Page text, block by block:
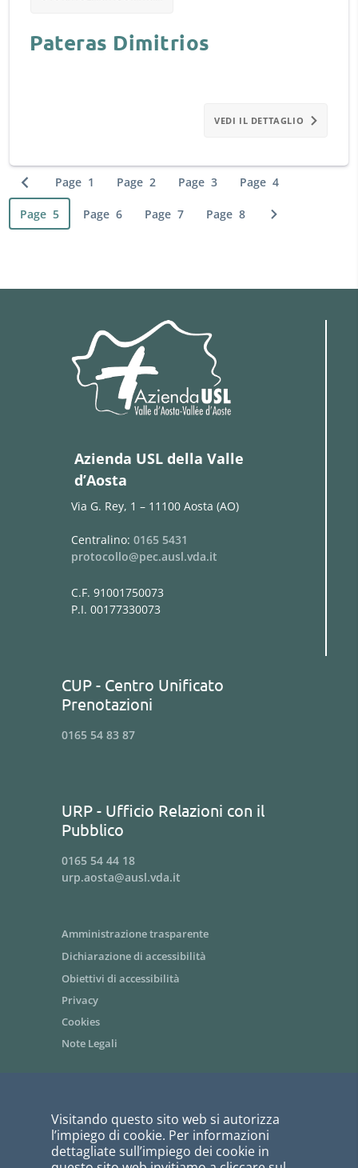
Pateras Dimitrios
VEDI IL DETTAGLIO
Previous page
Page 1 Page 2 Page 3 Page 4
Page 5 Page 6 Page 7 Page 8 Next page
Azienda USL della Valle
d’Aosta
Via G. Rey, 1 – 11100 Aosta (AO)
Centralino: 0165 5431
protocollo@pec.ausl.vda.it
C.F. 91001750073
P.I. 00177330073
CUP - Centro Unificato
Prenotazioni
0165 54 83 87
URP - Ufficio Relazioni con il
Pubblico
0165 54 44 18
urp.aosta@ausl.vda.it
Amministrazione trasparente
Dichiarazione di accessibilità
Obiettivi di accessibilità
Privacy
Cookies
Note Legali
Siti tematici - link utili
Informazioni per i fornitori
Visitando questo sito web si autorizza
l’impiego di cookie. Per informazioni
dettagliate sull’impiego dei cookie in